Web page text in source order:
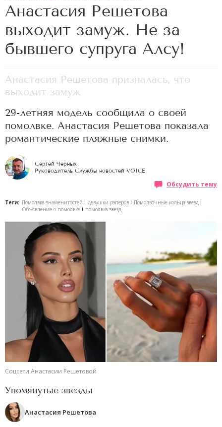
Анастасия Решетова
выходит замуж. Не за
бывшего супруга Алсу!
Анастасия Решетова призналась, что
выходит замуж
29-летняя модель сообщила о своей
помолвке. Анастасия Решетова показала
романтические пляжные снимки.
Сергей Черных
Руководитель Службы новостей VOICE
Обсудить тему
Теги: Помолвка знаменитостей девушки рэперов
Помолвочные кольца звезд
Объявление о помолвке
помолвка звезд
Соцсети Анастасии Решетовой
Упомянутые звезды
Анастасия Решетова